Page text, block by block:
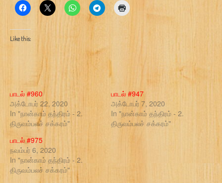
Like this:
பாடல் #960
அக்டோபர் 22, 2020
In "நான்காம் தந்திரம் - 2.
திருவம்பலச் சக்கரம்"
பாடல் #947
அக்டோபர் 7, 2020
In "நான்காம் தந்திரம் - 2.
திருவம்பலச் சக்கரம்"
பாடல் #975
நவம்பர் 6, 2020
In "நான்காம் தந்திரம் - 2.
திருவம்பலச் சக்கரம்"